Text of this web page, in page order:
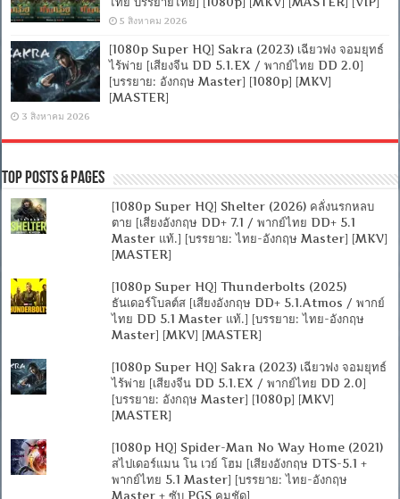
5 สิงหาคม 2026
[1080p Super HQ] Sakra (2023) เฉียวฟง จอมยุทธ์
ไร้พ่าย [เสียงจีน DD 5.1.EX / พากย์ไทย DD 2.0]
[บรรยาย: อังกฤษ Master] [1080p] [MKV]
[MASTER]
3 สิงหาคม 2026
Top Posts & Pages
[1080p Super HQ] Shelter (2026) คลั่งนรกหลบ
ตาย [เสียงอังกฤษ DD+ 7.1 / พากย์ไทย DD+ 5.1
Master แท้.] [บรรยาย: ไทย-อังกฤษ Master] [MKV]
[MASTER]
[1080p Super HQ] Thunderbolts (2025)
ธันเดอร์โบลต์ส [เสียงอังกฤษ DD+ 5.1.Atmos / พากย์
ไทย DD 5.1 Master แท้.] [บรรยาย: ไทย-อังกฤษ
Master] [MKV] [MASTER]
[1080p Super HQ] Sakra (2023) เฉียวฟง จอมยุทธ์
ไร้พ่าย [เสียงจีน DD 5.1.EX / พากย์ไทย DD 2.0]
[บรรยาย: อังกฤษ Master] [1080p] [MKV]
[MASTER]
[1080p HQ] Spider-Man No Way Home (2021)
สไปเดอร์แมน โน เวย์ โฮม [เสียงอังกฤษ DTS-5.1 +
พากย์ไทย 5.1 Master] [บรรยาย: ไทย-อังกฤษ
Master + ซับ PGS คมชัด]